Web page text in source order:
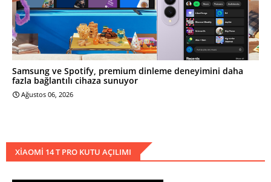
Samsung ve Spotify, premium dinleme deneyimini daha
fazla bağlantılı cihaza sunuyor
Ağustos 06, 2026
XIAOMI 14 T PRO KUTU AÇILIMI